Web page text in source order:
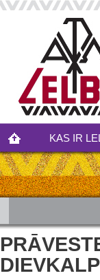
KAS IR